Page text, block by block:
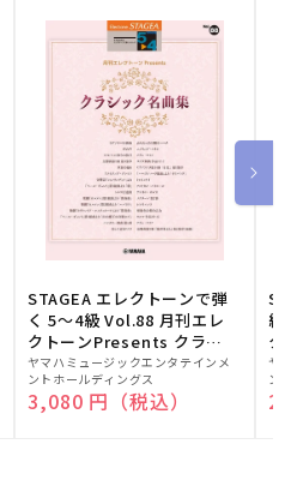
STAGEA エレクトーンで弾
く 5～4級 Vol.88 月刊エレ
クトーンPresents クラシ
ック名曲集
販
売
元:
ヤマハミュージックエンタテインメ
ントホールディングス
通常価格
3,080 円（税込）
級
ク
販
売
元:
ヤ
ン